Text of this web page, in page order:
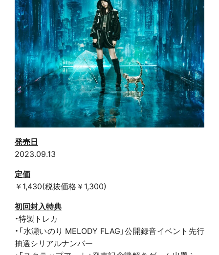
発売日
2023.09.13
定価
￥1,430(税抜価格￥1,300)
初回封入特典
・特製トレカ
・「水瀬いのり MELODY FLAG」公開録音イベント先行
抽選シリアルナンバー